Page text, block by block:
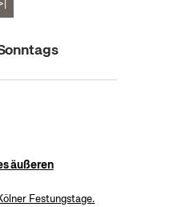
äußeren
Festungstage.